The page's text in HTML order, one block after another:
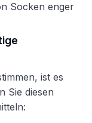
Socken enger
ist es
Sie diesen